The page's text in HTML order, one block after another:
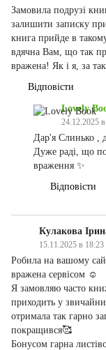
Замовила подрузі
залишити записку
книга прийде в
вдячна Вам, що так
вражена! Як і я, за
Відповісти
Lovely
24.12.2025
Дар'я Слинько ,
Дуже раді, що
враження ✨
Відповісти
Кулакова
15.11.2025 в 18:23
Робила на вашому
вражена сервісом ☺️
Я замовляю часто
приходить у
отримала так гарно
покращився🥰
Бонусом гарна